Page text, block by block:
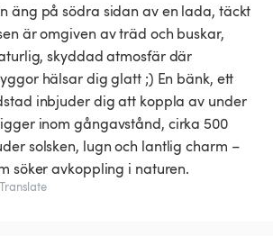
äng på södra sidan av en lada, täckt
är omgiven av träd och buskar,
skyddad atmosfär där
hälsar dig glatt ;) En bänk, ett
inbjuder dig att koppla av under
inom gångavstånd, cirka 500
solsken, lugn och lantlig charm –
söker avkoppling i naturen.